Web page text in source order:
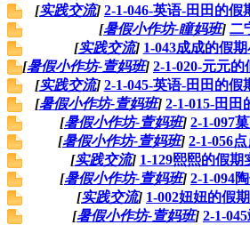
[实践交流] 2-1-046-英语-田田的
[暑假小作坊-瞳妈班] 二
[实践交流] 1-043成成的假
[暑假小作坊-萱妈班] 2-1-020-元元
[实践交流] 2-1-045-英语-田田的
[暑假小作坊-萱妈班] 2-1-015-田田
[暑假小作坊-萱妈班] 2-1-097
[暑假小作坊-萱妈班] 2-1-056
[实践交流] 1-129熙熙的假
[暑假小作坊-萱妈班] 2-1-094
[实践交流] 1-002妞妞的假
[暑假小作坊-萱妈班] 2-1-